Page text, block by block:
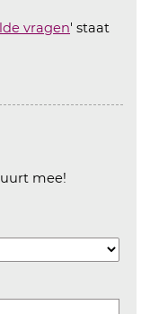
vragen' staat
mee!
om informatie over